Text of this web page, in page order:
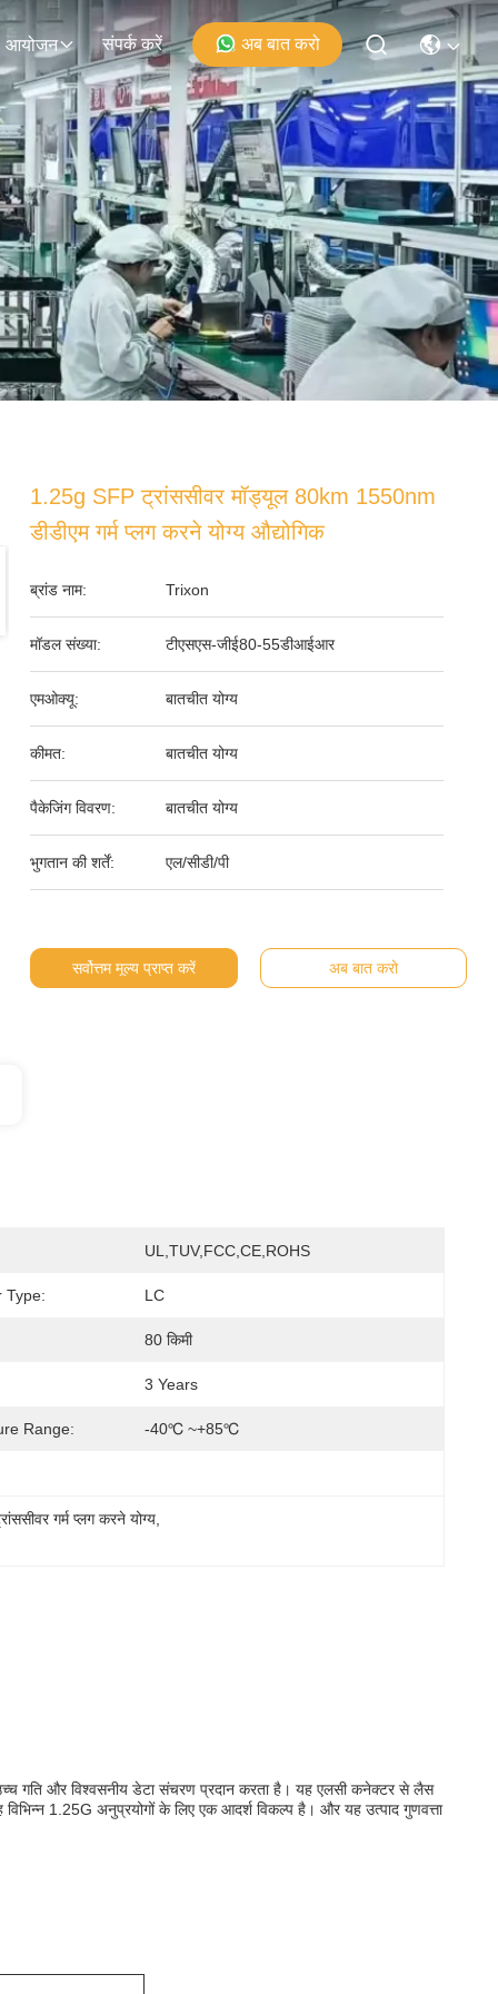
आयोजन संपर्क करें अब बात करो
1.25g SFP ट्रांससीवर मॉड्यूल 80km 1550nm
डीडीएम गर्म प्लग करने योग्य औद्योगिक
ब्रांड नाम: Trixon
मॉडल संख्या: टीएसएस-जीई80-55डीआईआर
एमओक्यू: बातचीत योग्य
कीमत: बातचीत योग्य
पैकेजिंग विवरण: बातचीत योग्य
भुगतान की शर्तें: एल/सीडी/पी
सर्वोत्तम मूल्य प्राप्त करें अब बात करो
UL,TUV,FCC,CE,ROHS
Type: LC
80 किमी
3 Years
Range: -40℃ ~+85℃
गर्म प्लग करने योग्य
गति और विश्वसनीय डेटा संचरण प्रदान करता है। यह एलसी कनेक्टर से लैस
1.25G अनुप्रयोगों के लिए एक आदर्श विकल्प है। और यह उत्पाद गुणवत्ता